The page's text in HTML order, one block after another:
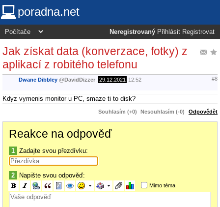
poradna.net
Neregistrovaný Přihlásit Registrovat
Jak získat data (konverzace, fotky) z
aplikací z robitého telefonu
Dwane Dibbley @DavidDizzer 29.12.2021 12:52 #8
Kdyz vymenis monitor u PC, smaze ti to disk?
Souhlasím (+0) Nesouhlasím (-0) Odpovědět
Reakce na odpověď
1 Zadajte svou přezdívku:
2 Napište svou odpověď:
Mimo téma